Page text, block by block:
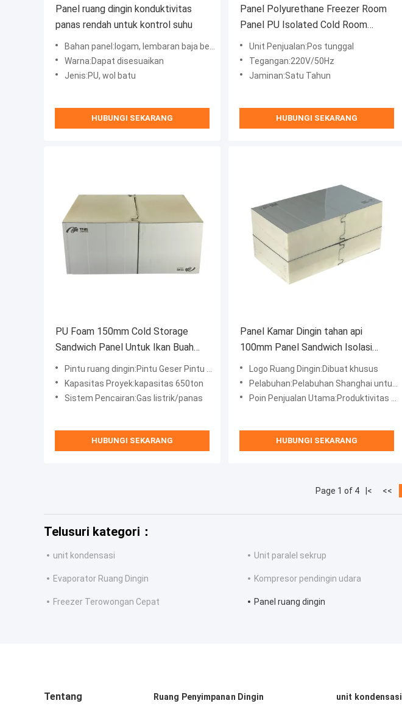
Panel ruang dingin konduktivitas
panas rendah untuk kontrol suhu
Bahan panel:logam, lembaran baja berwarna, pu, wol batu
Warna:Dapat disesuaikan
Jenis:PU, wol batu
HUBUNGI SEKARANG
Panel Polyurethane Freezer Room
Panel PU Isolated Cold Room
Sandwich Panel Untuk penyimpanan
dingin
Unit Penjualan:Pos tunggal
Tegangan:220V/50Hz
Jaminan:Satu Tahun
HUBUNGI SEKARANG
PU Foam 150mm Cold Storage
Sandwich Panel Untuk Ikan Buah
Daging Sapi segar
Pintu ruang dingin:Pintu Geser Pintu Berengsel
Kapasitas Proyek:kapasitas 650ton
Sistem Pencairan:Gas listrik/panas
HUBUNGI SEKARANG
Panel Kamar Dingin tahan api
100mm Panel Sandwich Isolasi
Panas PU
Logo Ruang Dingin:Dibuat khusus
Pelabuhan:Pelabuhan Shanghai untuk berjalan-jalan di ruangan dingin
Poin Penjualan Utama:Produktivitas Tinggi
HUBUNGI SEKARANG
Page 1 of 4 |< <<
Telusuri kategori：
unit kondensasi Unit paralel sekrup
Evaporator Ruang Dingin Kompresor pendingin udara
Freezer Terowongan Cepat Panel ruang dingin
Tentang Ruang Penyimpanan Dingin unit kondensasi